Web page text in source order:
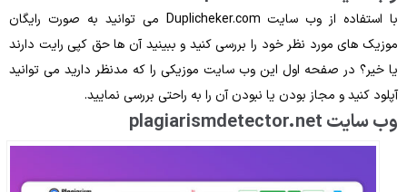
با استفاده از وب‌ سایت Duplicheker.com می‌ توانید به ‌صورت رایگان
موزیک‌ های مورد نظر خود را بررسی کنید و ببینید آن ‌ها حق کپی ‌رایت دارند
یا خیر؟ در صفحه اول این وب ‌سایت موزیکی را که مدنظر دارید می ‌توانید
آپلود کنید و مجاز بودن یا نبودن آن را به‌ راحتی بررسی نمایید.
وب سایت plagiarismdetector.net